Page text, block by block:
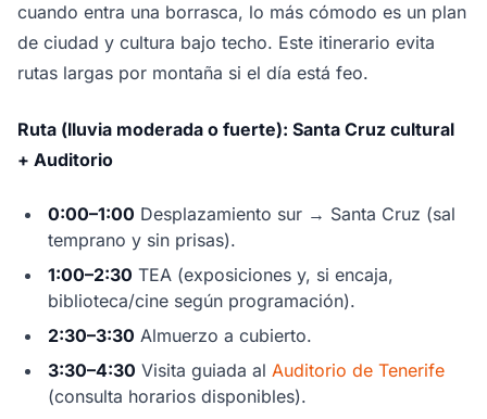
cuando entra una borrasca, lo más cómodo es un plan
de ciudad y cultura bajo techo. Este itinerario evita
rutas largas por montaña si el día está feo.
Ruta (lluvia moderada o fuerte): Santa Cruz cultural
+ Auditorio
0:00–1:00 Desplazamiento sur → Santa Cruz (sal
temprano y sin prisas).
1:00–2:30 TEA (exposiciones y, si encaja,
biblioteca/cine según programación).
2:30–3:30 Almuerzo a cubierto.
3:30–4:30 Visita guiada al Auditorio de Tenerife
(consulta horarios disponibles).